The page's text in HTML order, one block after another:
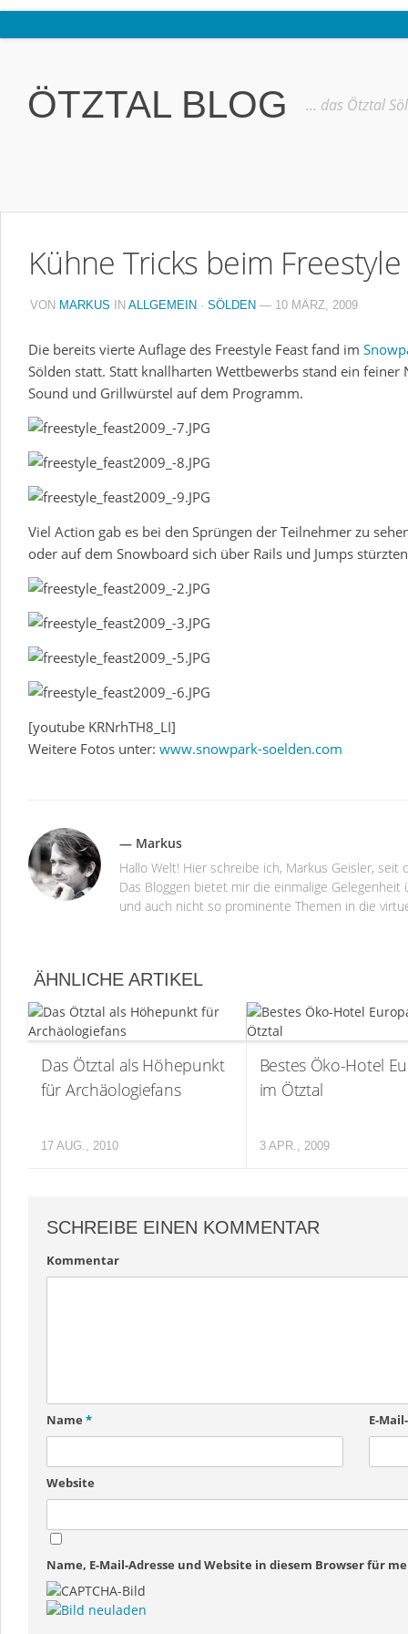
Ötztal
Interviews
Kostenloser Bustransfer ins Gletscherskigebiet von Sölden
Datenschutzerklärung
ÖTZTAL BLOG … das Ötztal
Kühne Tricks beim
VON MARKUS IN ALLGEMEIN · SÖLDEN — 10 MÄRZ, 2009
Die bereits vierte Auflage des Freestyle Feast fand im
Sölden statt. Statt knallharten Wettbewerbs stand ein feiner
Sound und Grillwürstel auf dem Programm.
Viel Action gab es bei den Sprüngen der Teilnehmer zu
oder auf dem Snowboard sich über Rails und Jumps
[youtube KRNrhTH8_LI]
Weitere Fotos unter: www.snowpark-soelden.com
— Markus
Hallo Welt! Hier schreibe ich, Markus Geisler,
Das Bloggen bietet mir die einmalige
und auch nicht so prominente Themen in die
ÄHNLICHE ARTIKEL
Das Ötztal als Höhepunkt
für Archäologiefans
17 AUG., 2010
Bestes Öko-Hotel
im Ötztal
3 APR., 2009
SCHREIBE EINEN KOMMENTAR
Kommentar
Name * E-
Website
Name, E-Mail-Adresse und Website in diesem Browser für